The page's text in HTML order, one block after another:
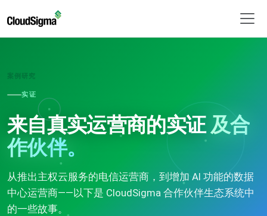
案例研究
实证
来自真实运营商的实证及合
作伙伴。
从推出主权云服务的电信运营商，到增加 AI 功能的数据
中心运营商——以下是 CloudSigma 合作伙伴生态系统中
的一些故事。